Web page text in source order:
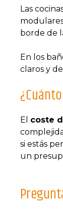
Las
borde de
En los
claros y
El coste
si estás
un